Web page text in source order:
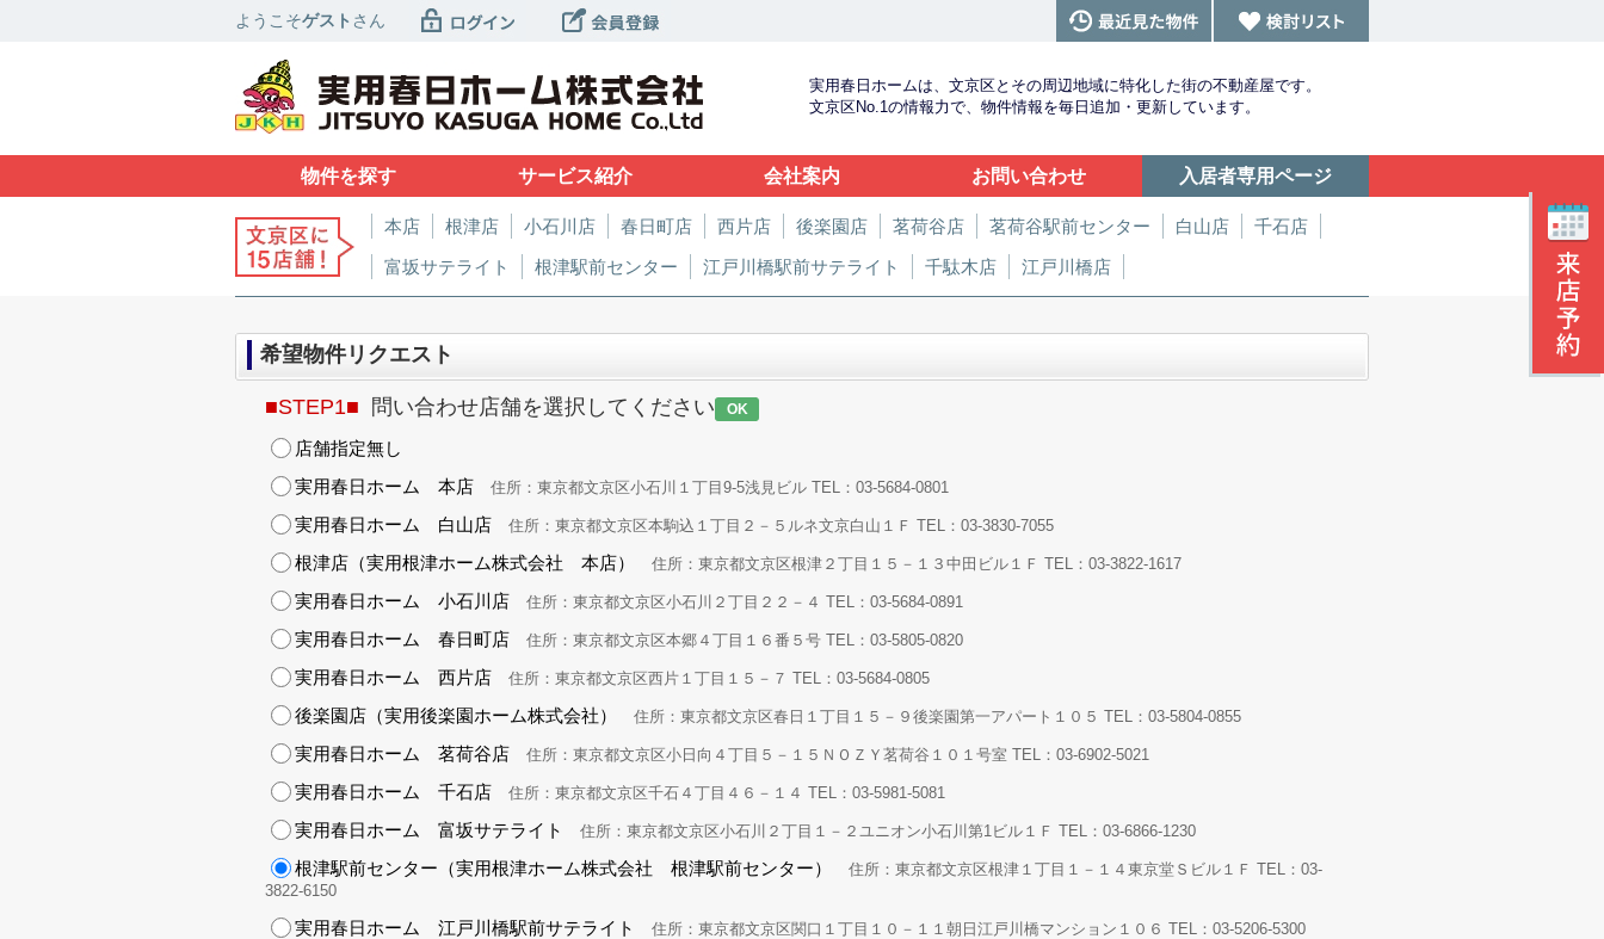
ようこそゲスト さん
実用春日ホームは、文京区とその周辺地域に特化した街の不動産屋です。
文京区No.1の情報力で、物件情報を毎日追加・更新しています。
物件を探す サービス紹介 会社案内 お問い合わせ 入居者専用ページ
本店 根津店 小石川店 春日町店 西片店 後楽園店 茗荷谷店 茗荷谷駅前センター 白山店
千石店
富坂サテライト
根津駅前センター 江戸川橋駅前サテライト 千駄木店 江戸川橋店
希望物件リクエスト
■STEP1■ 問い合わせ店舗を選択してください OK
店舗指定無し
実用春日ホーム 本店
住所：東京都文京区小石川１丁目9-5浅見ビル TEL：03-5684-0801
実用春日ホーム 白山店 住所：東京都文京区本駒込１丁目２－５ルネ文京白山１Ｆ TEL：03-3830-7055
根津店（実用根津ホーム株式会社 本店） 住所：東京都文京区根津２丁目１５－１３中田ビル１Ｆ TEL：03-3822-1617
実用春日ホーム 小石川店 住所：東京都文京区小石川２丁目２２－４ TEL：03-5684-0891
実用春日ホーム 春日町店 住所：東京都文京区本郷４丁目１６番５号 TEL：03-5805-0820
実用春日ホーム 西片店 住所：東京都文京区西片１丁目１５－７ TEL：03-5684-0805
後楽園店（実用後楽園ホーム株式会社） 住所：東京都文京区春日１丁目１５－９後楽園第一アパート１０５ TEL：03-5804-0855
実用春日ホーム 茗荷谷店 住所：東京都文京区小日向４丁目５－１５ＮＯＺＹ茗荷谷１０１号室 TEL：03-6902-5021
実用春日ホーム 千石店 住所：東京都文京区千石４丁目４６－１４ TEL：03-5981-5081
実用春日ホーム 富坂サテライト 住所：東京都文京区小石川２丁目１－２ユニオン小石川第1ビル１Ｆ TEL：03-6866-1230
根津駅前センター（実用根津ホーム株式会社 根津駅前センター）
住所：東京都文京区根津１丁目１－１４東京堂Ｓビル１Ｆ TEL：03-
3822-6150
実用春日ホーム 江戸川橋駅前サテライト 住所：東京都文京区関口１丁目１０－１１朝日江戸川橋マンション１０６ TEL：03-5206-5300